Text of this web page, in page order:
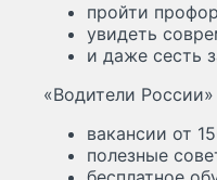
пройти
увидеть
и даже сесть
«Водители
вакансии от
полезные